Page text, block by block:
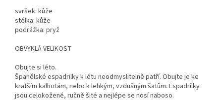
svršek: kůže
stélka: kůže
podrážka: pryž
OBVYKLÁ VELIKOST
Obujte si léto.
Španělské espadrilky k létu neodmyslitelně patří. Obujte je ke
kratším kalhotám, nebo k lehkým, vzdušným šatům. Espadrilky
jsou celokožené, ručně šité a nejlépe se nosí naboso.